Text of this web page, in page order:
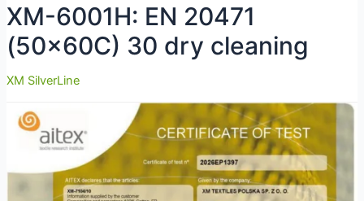
XM-6001H: EN 20471
(50x60C) 30 dry cleaning
XM SilverLine